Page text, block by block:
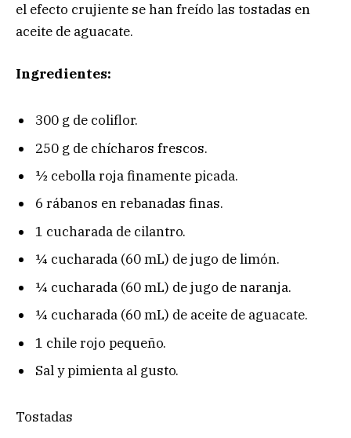
el efecto crujiente se han freído las tostadas en
aceite de aguacate.
Ingredientes:
300 g de coliflor.
250 g de chícharos frescos.
½ cebolla roja finamente picada.
6 rábanos en rebanadas finas.
1 cucharada de cilantro.
¼ cucharada (60 mL) de jugo de limón.
¼ cucharada (60 mL) de jugo de naranja.
¼ cucharada (60 mL) de aceite de aguacate.
1 chile rojo pequeño.
Sal y pimienta al gusto.
Tostadas